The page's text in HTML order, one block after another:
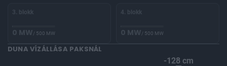
3. blokk
0 MW/ 500 MW
4. blokk
0 MW/ 500 MW
DUNA VÍZÁLLÁSA PAKSNÁL
-128 cm